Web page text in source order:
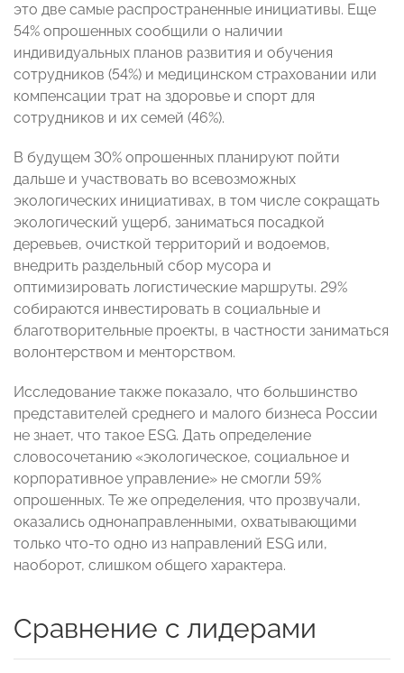
это две самые распространенные инициативы. Еще
54% опрошенных сообщили о наличии
индивидуальных планов развития и обучения
сотрудников (54%) и медицинском страховании или
компенсации трат на здоровье и спорт для
сотрудников и их семей (46%).
В будущем 30% опрошенных планируют пойти
дальше и участвовать во всевозможных
экологических инициативах, в том числе сокращать
экологический ущерб, заниматься посадкой
деревьев, очисткой территорий и водоемов,
внедрить раздельный сбор мусора и
оптимизировать логистические маршруты. 29%
собираются инвестировать в социальные и
благотворительные проекты, в частности заниматься
волонтерством и менторством.
Исследование также показало, что большинство
представителей среднего и малого бизнеса России
не знает, что такое ESG. Дать определение
словосочетанию «экологическое, социальное и
корпоративное управление» не смогли 59%
опрошенных. Те же определения, что прозвучали,
оказались однонаправленными, охватывающими
только что-то одно из направлений ESG или,
наоборот, слишком общего характера.
Сравнение с лидерами